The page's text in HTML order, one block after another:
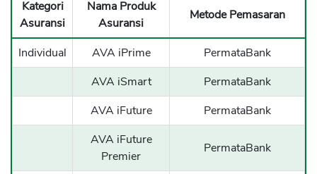
Kategori
Asuransi
Nama Produk
Asuransi
Metode Pemasaran
Individual AVA iPrime
PermataBank
AVA iSmart
PermataBank
AVA iFuture
PermataBank
AVA iFuture
Premier
PermataBank